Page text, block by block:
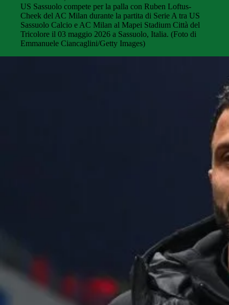
US Sassuolo compete per la palla con Ruben Loftus-
Cheek del AC Milan durante la partita di Serie A tra US
Sassuolo Calcio e AC Milan al Mapei Stadium Città del
Tricolore il 03 maggio 2026 a Sassuolo, Italia. (Foto di
Emmanuele Ciancaglini/Getty Images)